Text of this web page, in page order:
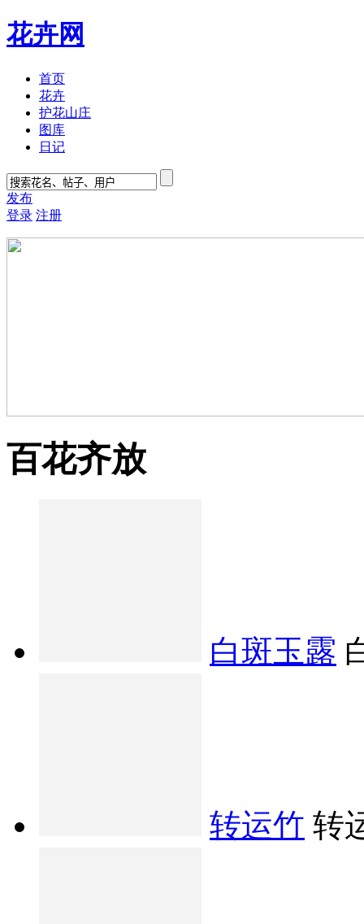
花卉网
首页
花卉
护花山庄
图库
日记
发布
登录 注册
百花齐放
白斑玉露
转运竹 转